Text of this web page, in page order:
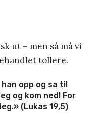
ut – men så må vi
tollere.
opp og sa til
og kom ned! For
(Lukas 19,5)